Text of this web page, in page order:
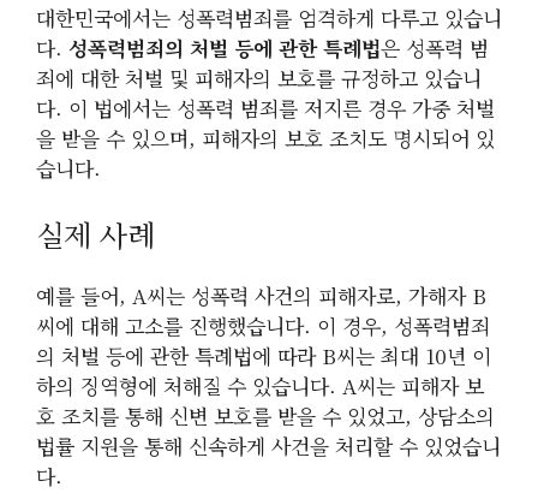
대한민국에서는 성폭력범죄를 엄격하게 다루고 있습니
다. 성폭력범죄의 처벌 등에 관한 특례법은 성폭력 범
죄에 대한 처벌 및 피해자의 보호를 규정하고 있습니
다. 이 법에서는 성폭력 범죄를 저지른 경우 가중 처벌
을 받을 수 있으며, 피해자의 보호 조치도 명시되어 있
습니다.
실제 사례
예를 들어, A씨는 성폭력 사건의 피해자로, 가해자 B
씨에 대해 고소를 진행했습니다. 이 경우, 성폭력범죄
의 처벌 등에 관한 특례법에 따라 B씨는 최대 10년 이
하의 징역형에 처해질 수 있습니다. A씨는 피해자 보
호 조치를 통해 신변 보호를 받을 수 있었고, 상담소의
법률 지원을 통해 신속하게 사건을 처리할 수 있었습니
다.